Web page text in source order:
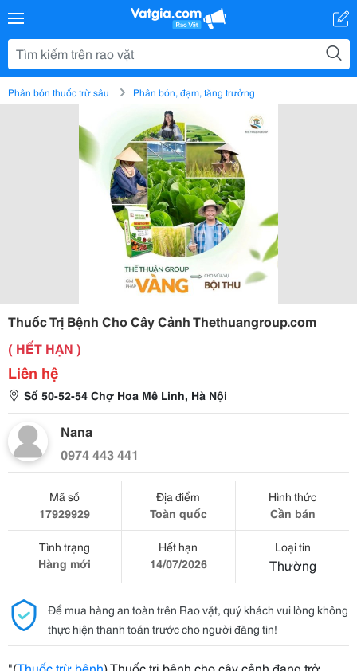
Phân bón thuốc trừ sâu Phân bón, đạm, tăng trưởng
Thuốc Trị Bệnh Cho Cây Cảnh Thethuangroup.com
( HẾT HẠN )
Liên hệ
Số 50-52-54 Chợ Hoa Mê Linh, Hà Nội
Nana
0974 443 441
Mã số
17929929
Địa điểm
Toàn quốc
Hình thức
Cần bán
Tình trạng
Hàng mới
Hết hạn
14/07/2026
Loại tin
Thường
Để mua hàng an toàn trên Rao vặt, quý khách vui lòng không
thực hiện thanh toán trước cho người đăng tin!